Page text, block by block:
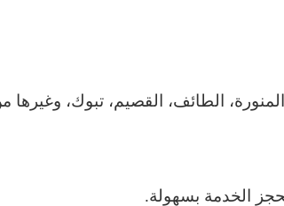
الطائف، القصيم، تبوك، وغيرها
الخدمة بسهولة.